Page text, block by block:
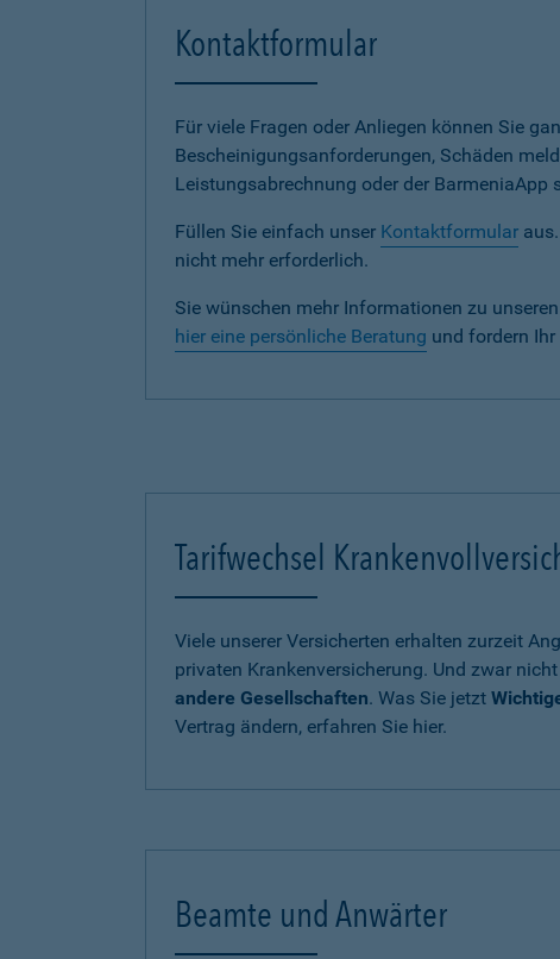
Kontaktformular
Für viele Fragen oder Anliegen können Sie
Bescheinigungsanforderungen, Schäden
Leistungsabrechnung oder der BarmeniaApp
Füllen Sie einfach unser Kontaktformular
nicht mehr erforderlich.
Sie wünschen mehr Informationen zu
hier eine persönliche Beratung und fordern
Tarifwechsel
Viele unserer Versicherten erhalten zurzeit
privaten Krankenversicherung. Und zwar
andere Gesellschaften. Was Sie jetzt
Vertrag ändern, erfahren Sie hier.
Beamte und Anwärter